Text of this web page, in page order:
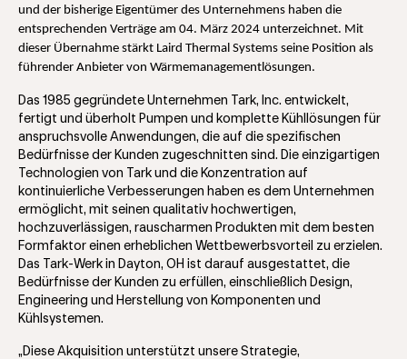
und der bisherige Eigentümer des Unternehmens haben die
entsprechenden Verträge am 04. März 2024 unterzeichnet. Mit
dieser Übernahme stärkt Laird Thermal Systems seine Position als
führender Anbieter von Wärmemanagementlösungen.
Das 1985 gegründete Unternehmen Tark, Inc. entwickelt,
fertigt und überholt Pumpen und komplette Kühllösungen für
anspruchsvolle Anwendungen, die auf die spezifischen
Bedürfnisse der Kunden zugeschnitten sind. Die einzigartigen
Technologien von Tark und die Konzentration auf
kontinuierliche Verbesserungen haben es dem Unternehmen
ermöglicht, mit seinen qualitativ hochwertigen,
hochzuverlässigen, rauscharmen Produkten mit dem besten
Formfaktor einen erheblichen Wettbewerbsvorteil zu erzielen.
Das Tark-Werk in Dayton, OH ist darauf ausgestattet, die
Bedürfnisse der Kunden zu erfüllen, einschließlich Design,
Engineering und Herstellung von Komponenten und
Kühlsystemen.
„Diese Akquisition unterstützt unsere Strategie,